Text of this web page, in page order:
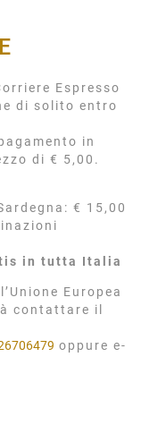
Espresso
di solito entro
in
di € 5,00.
€ 15,00
in tutta Italia
Europea
contattare il
oppure e-